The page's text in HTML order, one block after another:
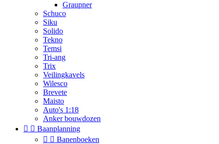
Graupner
Schuco
Siku
Solido
Tekno
Temsi
Tri-ang
Trix
Veilingkavels
Wilesco
Brevete
Maisto
Auto's 1:18
Anker bouwdozen
  Baanplanning
  Banenboeken